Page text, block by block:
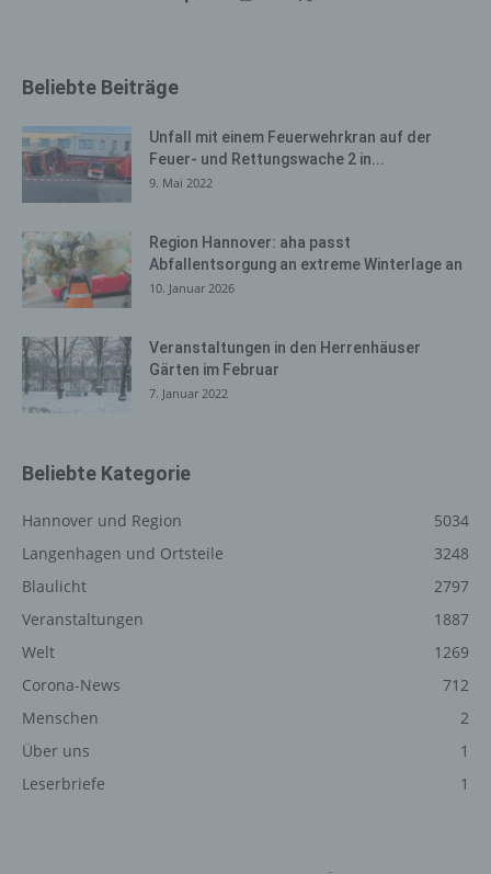
Beliebte Beiträge
Unfall mit einem Feuerwehrkran auf der
Feuer- und Rettungswache 2 in...
9. Mai 2022
Region Hannover: aha passt
Abfallentsorgung an extreme Winterlage an
10. Januar 2026
Veranstaltungen in den Herrenhäuser
Gärten im Februar
7. Januar 2022
Beliebte Kategorie
Hannover und Region
5034
Langenhagen und Ortsteile
3248
Blaulicht
2797
Veranstaltungen
1887
Welt
1269
Corona-News
712
Menschen
2
Über uns
1
Leserbriefe
1
gewährleisten sowie (4) um Strafverfolgungsbehörden
notwendigen Informationen bereitzustellen. Diese
anonym erhobenen Daten und Informationen werden
durch uns daher einerseits statistisch und ferner mit dem
Ziel ausgewertet, den Datenschutz und die
Datensicherheit in unserem Unternehmen zu erhöhen,
um letztlich ein optimales Schutzniveau für die von uns
verarbeiteten personenbezogenen Daten
sicherzustellen. Die anonymen Daten der Server-Logfiles
angegebenen personenbezogenen Daten gespeichert.
Registrierung auf unserer
Die betroffene Person hat die Möglichkeit, sich auf der
unter Angabe von personenbezogenen Daten zu
an den für die Verarbeitung Verantwortlichen übermittelt
werden, ergibt sich aus der jeweiligen Eingabemaske,
die für die Registrierung verwendet wird. Die von der
Daten werden ausschließlich für die interne Verwendung
bei dem für die Verarbeitung Verantwortlichen und für
eigene Zwecke erhoben und gespeichert. Der für die
einen oder mehrere Auftragsverarbeiter, beispielsweise
einen Paketdienstleister, veranlassen, der die